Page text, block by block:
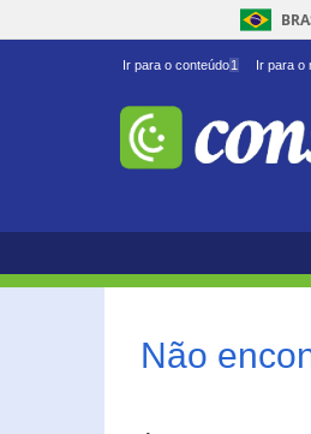
Ir para o conteúdo1 Ir para o
Não